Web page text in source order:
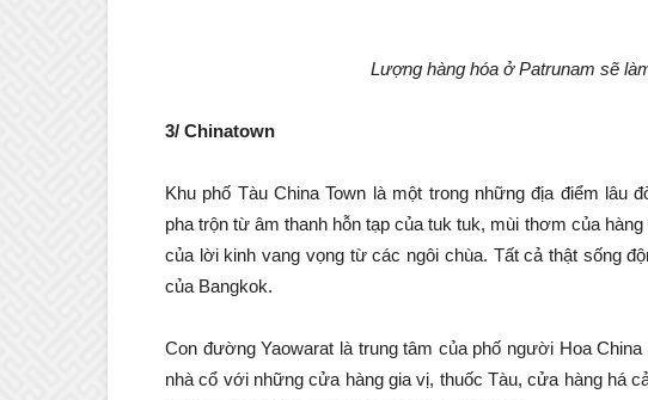
Lượng hàng hóa ở Patrunam sẽ
3/ Chinatown
Khu phố Tàu China Town là một trong những địa điểm lâu
pha trộn từ âm thanh hỗn tạp của tuk tuk, mùi thơm của
của lời kinh vang vọng từ các ngôi chùa. Tất cả thật sống
của Bangkok.
Con đường Yaowarat là trung tâm của phố người Hoa
nhà cổ với những cửa hàng gia vị, thuốc Tàu, cửa hàng há